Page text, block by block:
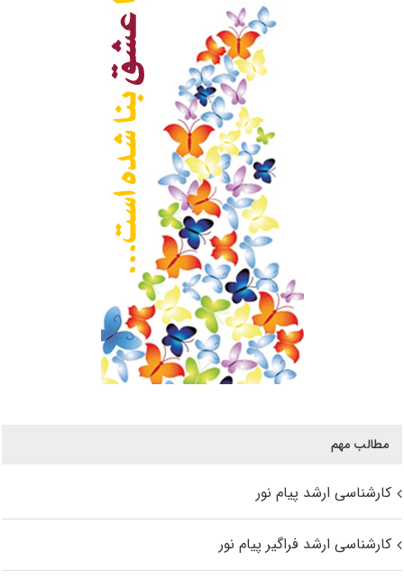
مطالب مهم
کارشناسی ارشد پیام نور
کارشناسی ارشد فراگیر پیام نور